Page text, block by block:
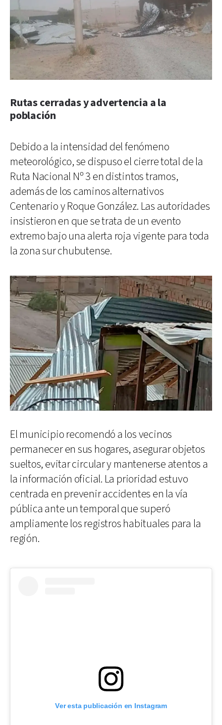
Rutas cerradas y advertencia a la
población
Debido a la intensidad del fenómeno
meteorológico, se dispuso el cierre total de la
Ruta Nacional Nº 3 en distintos tramos,
además de los caminos alternativos
Centenario y Roque González. Las autoridades
insistieron en que se trata de un evento
extremo bajo una alerta roja vigente para toda
la zona sur chubutense.
El municipio recomendó a los vecinos
permanecer en sus hogares, asegurar objetos
sueltos, evitar circular y mantenerse atentos a
la información oficial. La prioridad estuvo
centrada en prevenir accidentes en la vía
pública ante un temporal que superó
ampliamente los registros habituales para la
región.
Ver esta publicación en Instagram